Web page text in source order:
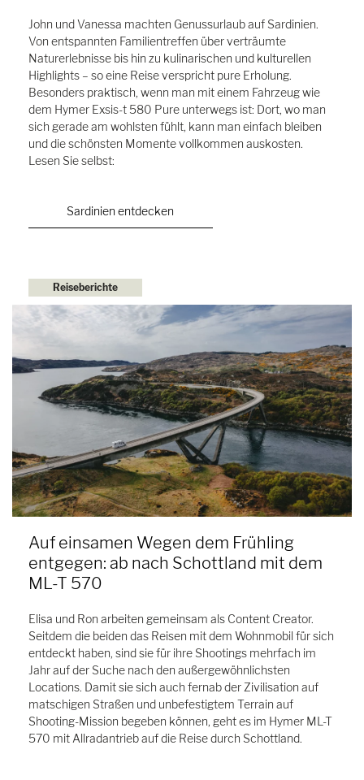
John und Vanessa machten Genussurlaub auf Sardinien.
Von entspannten Familientreffen über verträumte
Naturerlebnisse bis hin zu kulinarischen und kulturellen
Highlights – so eine Reise verspricht pure Erholung.
Besonders praktisch, wenn man mit einem Fahrzeug wie
dem Hymer Exsis-t 580 Pure unterwegs ist: Dort, wo man
sich gerade am wohlsten fühlt, kann man einfach bleiben
und die schönsten Momente vollkommen auskosten.
Lesen Sie selbst:
Sardinien entdecken
Reiseberichte
Auf einsamen Wegen dem Frühling
entgegen: ab nach Schottland mit dem
ML-T 570
Elisa und Ron arbeiten gemeinsam als Content Creator.
Seitdem die beiden das Reisen mit dem Wohnmobil für sich
entdeckt haben, sind sie für ihre Shootings mehrfach im
Jahr auf der Suche nach den außergewöhnlichsten
Locations. Damit sie sich auch fernab der Zivilisation auf
matschigen Straßen und unbefestigtem Terrain auf
Shooting-Mission begeben können, geht es im Hymer ML-T
570 mit Allradantrieb auf die Reise durch Schottland.